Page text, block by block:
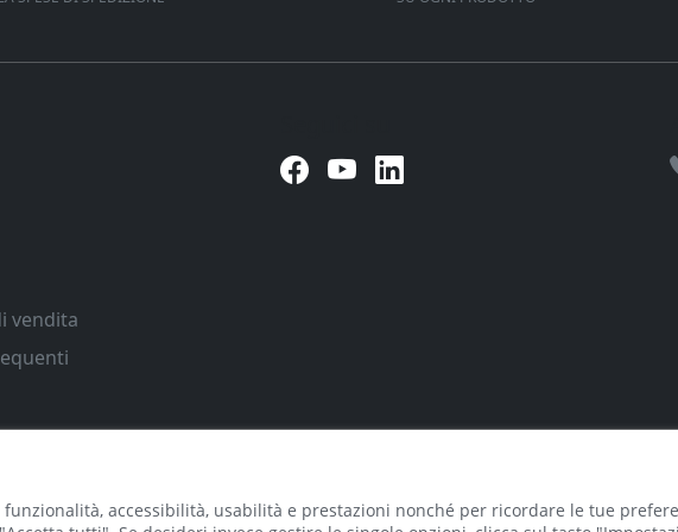
vendita
accessibilità, usabilità e prestazioni nonché per ricordare le tue